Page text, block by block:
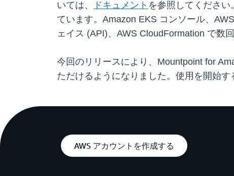
いては、
ドキュメント を参照してくださ
ています。Amazon EKS コンソール、
ェイス (API)、AWS CloudFormation で数
今回のリリースにより、Mountpoint for
ただけるようになりました。使用を開始す
AWS アカウントを作成する